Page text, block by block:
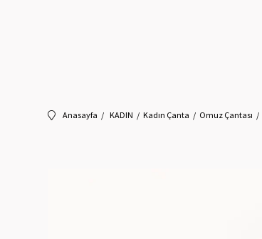
Anasayfa KADIN Kadın Çanta Omuz Çantası